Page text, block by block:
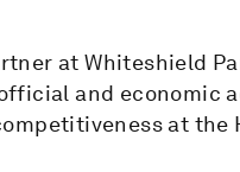
at Whiteshield
and economic
at the